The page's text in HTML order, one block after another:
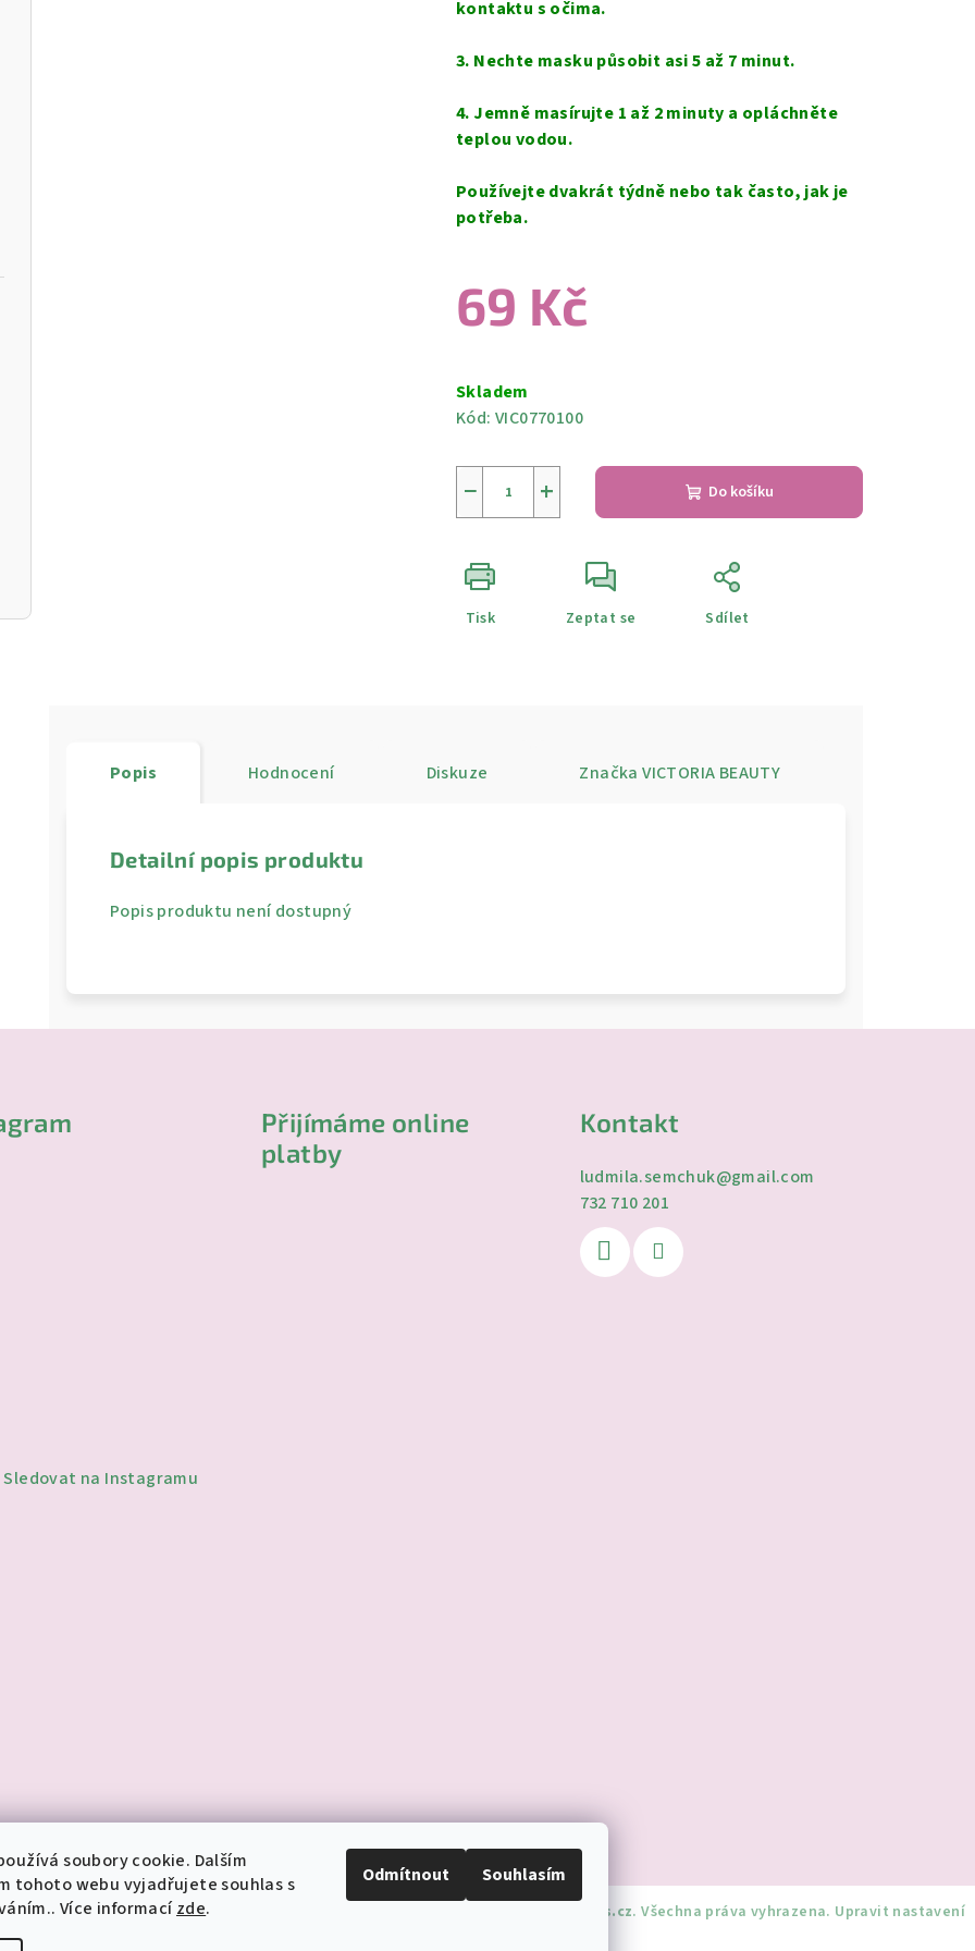
soubory cookie. Dalším
tohoto webu vyjadřujete souhlas s
Více informacízde.
Odmítnout Souhlasím
kontaktu s očima.
3. Nechte masku působit asi 5 až 7 minut.
4. Jemně masírujte 1 až 2 minuty a opláchněte
teplou vodou.
Používejte dvakrát týdně nebo tak často, jak je
potřeba.
69 Kč
cena:
Skladem
Kód: VIC0770100
+
− Do košíku
Tisk Zeptat se Sdílet
Popis Hodnocení Diskuze Značka VICTORIA BEAUTY
Detailní popis produktu
Popis produktu není dostupný
Sledovat na Instagramu
Přijímáme online
platby
Kontakt
ludmila.semchuk@gmail.com
732 710 201
jednorozciverivnas.cz. Všechna práva vyhrazena. Upravit nastavení